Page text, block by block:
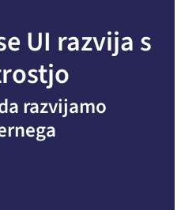
UI razvija s
razvijamo